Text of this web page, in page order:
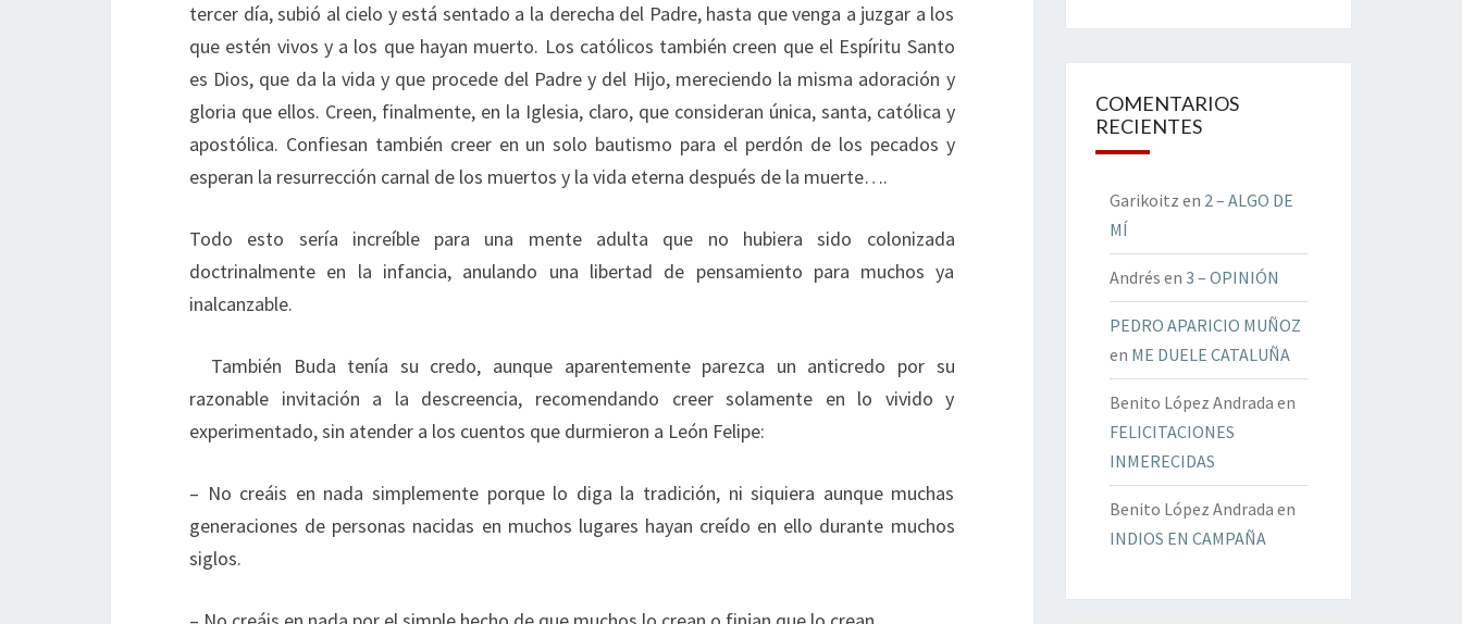
tercer día, subió al cielo y está sentado a la derecha del Padre, hasta que venga a juzgar a los
que estén vivos y a los que hayan muerto. Los católicos también creen que el Espíritu Santo
es Dios, que da la vida y que procede del Padre y del Hijo, mereciendo la misma adoración y
gloria que ellos. Creen, finalmente, en la Iglesia, claro, que consideran única, santa, católica y
apostólica. Confiesan también creer en un solo bautismo para el perdón de los pecados y
esperan la resurrección carnal de los muertos y la vida eterna después de la muerte….
Todo esto sería increíble para una mente adulta que no hubiera sido colonizada
doctrinalmente en la infancia, anulando una libertad de pensamiento para muchos ya
inalcanzable.
También Buda tenía su credo, aunque aparentemente parezca un anticredo por su
razonable invitación a la descreencia, recomendando creer solamente en lo vivido y
experimentado, sin atender a los cuentos que durmieron a León Felipe:
– No creáis en nada simplemente porque lo diga la tradición, ni siquiera aunque muchas
generaciones de personas nacidas en muchos lugares hayan creído en ello durante muchos
siglos.
COMENTARIOS
RECIENTES
Garikoitz en 2 – ALGO DE
MÍ
Andrés en 3 – OPINIÓN
PEDRO APARICIO MUÑOZ
en ME DUELE CATALUÑA
Benito López Andrada en
FELICITACIONES
INMERECIDAS
Benito López Andrada en
INDIOS EN CAMPAÑA